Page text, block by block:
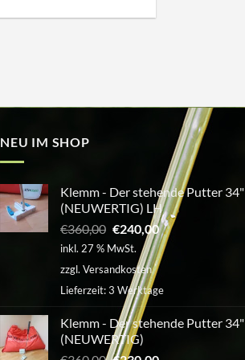
NEU IM SHOP
Klemm - Der stehende Putter 34"
(NEUWERTIG) LH
€360,00 Ursprünglicher
Preis
€360,00
€240,00Aktueller
Preis
ist:
inkl. 27 % MwSt.
zzgl. Versandkosten
Lieferzeit:3 Werktage
Klemm - Der stehende Putter 34"
(NEUWERTIG)